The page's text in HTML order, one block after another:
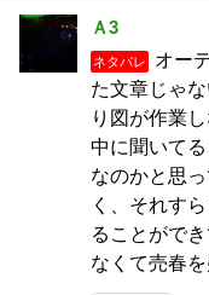
Ａ3
ネタバレ
オー
た文章じゃ
り図が作業
中に聞いて
なのかと思
く、それす
ることがで
なくて売春を